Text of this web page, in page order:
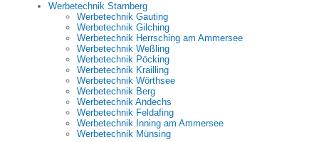
Werbetechnik Starnberg
Werbetechnik Gauting
Werbetechnik Gilching
Werbetechnik Herrsching am Ammersee
Werbetechnik Weßling
Werbetechnik Pöcking
Werbetechnik Krailling
Werbetechnik Wörthsee
Werbetechnik Berg
Werbetechnik Andechs
Werbetechnik Feldafing
Werbetechnik Inning am Ammersee
Werbetechnik Münsing